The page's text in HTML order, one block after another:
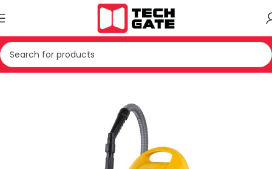
Kreu PAJISJE TE VOGLA SHTEPIAKE FSHESE ELEKTRIKE